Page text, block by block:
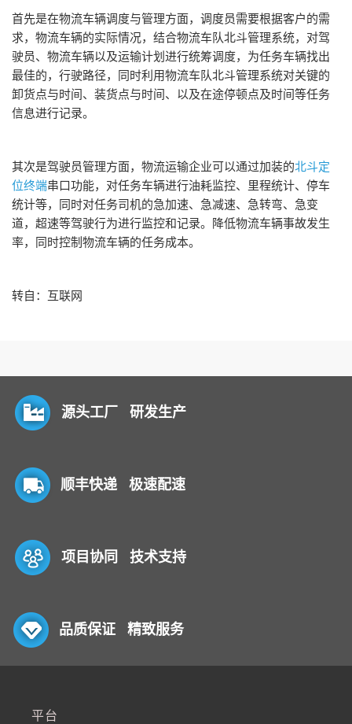
首先是在物流车辆调度与管理方面，调度员需要根据客户的需
求，物流车辆的实际情况，结合物流车队北斗管理系统，对驾
驶员、物流车辆以及运输计划进行统筹调度，为任务车辆找出
最佳的，行驶路径，同时利用物流车队北斗管理系统对关键的
卸货点与时间、装货点与时间、以及在途停顿点及时间等任务
信息进行记录。
其次是驾驶员管理方面，物流运输企业可以通过加装的北斗定
位终端串口功能，对任务车辆进行油耗监控、里程统计、停车
统计等，同时对任务司机的急加速、急减速、急转弯、急变
道，超速等驾驶行为进行监控和记录。降低物流车辆事故发生
率，同时控制物流车辆的任务成本。
转自：互联网
源头工厂 研发生产
顺丰快递 极速配速
项目协同 技术支持
品质保证 精致服务
平台